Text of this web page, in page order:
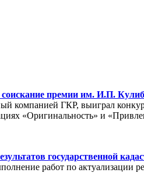
премии им. И.П.
компанией ГКР, выиграл
«Оригинальность» и
государственной
работ по актуализации